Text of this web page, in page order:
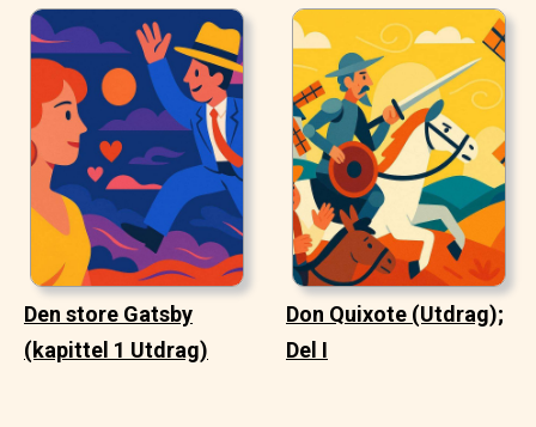
Den store Gatsby
(kapittel 1 Utdrag)
Don Quixote (Utdrag);
Del I